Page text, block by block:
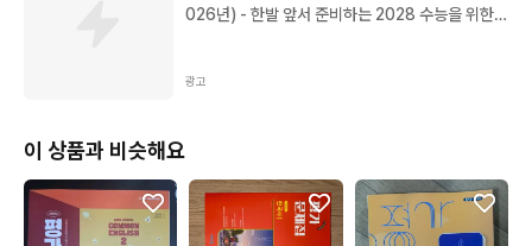
026년) - 한발 앞서 준비하는 2028 수능을 위한
광고
이 상품과 비슷해요